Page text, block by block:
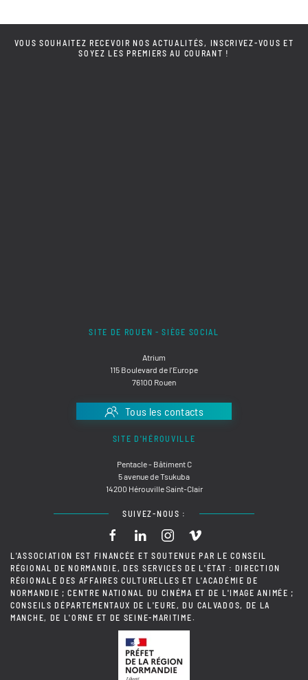
VOUS SOUHAITEZ RECEVOIR NOS ACTUALITÉS, INSCRIVEZ-VOUS ET
SOYEZ LES PREMIERS AU COURANT !
SITE DE ROUEN - SIÈGE SOCIAL
Atrium
115 Boulevard de l'Europe
76100 Rouen
Tous les contacts
SITE D'HÉROUVILLE
Pentacle - Bâtiment C
5 avenue de Tsukuba
14200 Hérouville Saint-Clair
SUIVEZ-NOUS :
L'ASSOCIATION EST FINANCÉE ET SOUTENUE PAR LE CONSEIL
RÉGIONAL DE NORMANDIE, DES SERVICES DE L'ÉTAT : DIRECTION
RÉGIONALE DES AFFAIRES CULTURELLES ET L'ACADÉMIE DE
NORMANDIE ; CENTRE NATIONAL DU CINÉMA ET DE L'IMAGE ANIMÉE ;
CONSEILS DÉPARTEMENTAUX DE L'EURE, DU CALVADOS, DE LA
MANCHE, DE L'ORNE ET DE SEINE-MARITIME.